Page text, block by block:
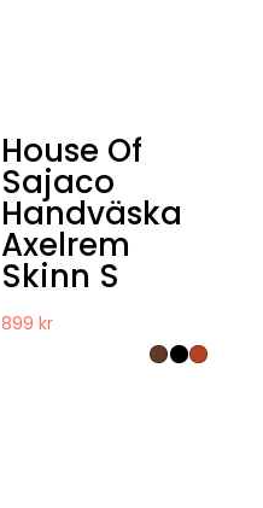
House Of
Sajaco
Handväska
Axelrem
Skinn S
899kr